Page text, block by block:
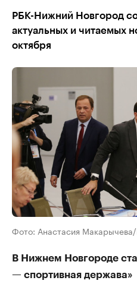
РБК-Нижний Новгород
актуальных и читаемых
октября
Фото: Анастасия
В Нижнем Новгороде
— спортивная держава»